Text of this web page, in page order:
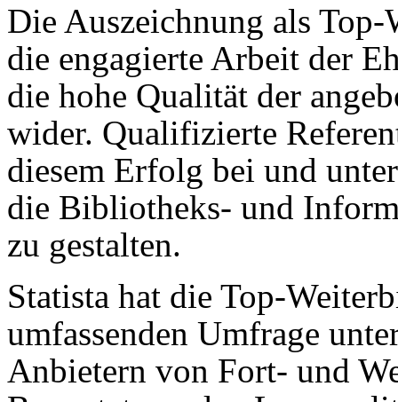
Die Auszeichnung als
die engagierte Arbeit der
die hohe Qualität der
wider. Qualifizierte
diesem Erfolg bei und
die Bibliotheks- und
zu gestalten.
Statista hat die Top-
umfassenden Umfrage
Anbietern von Fort- und